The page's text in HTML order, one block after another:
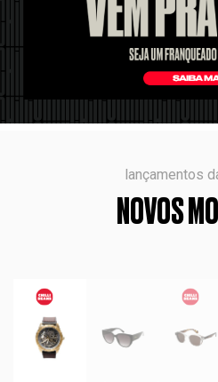
lançamentos
NOVOS